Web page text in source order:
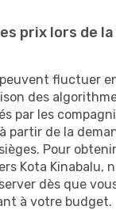
prix lors de
fluctuer
des
par les
partir de la
Pour
Kota Kinabalu,
dès que
à votre budget.